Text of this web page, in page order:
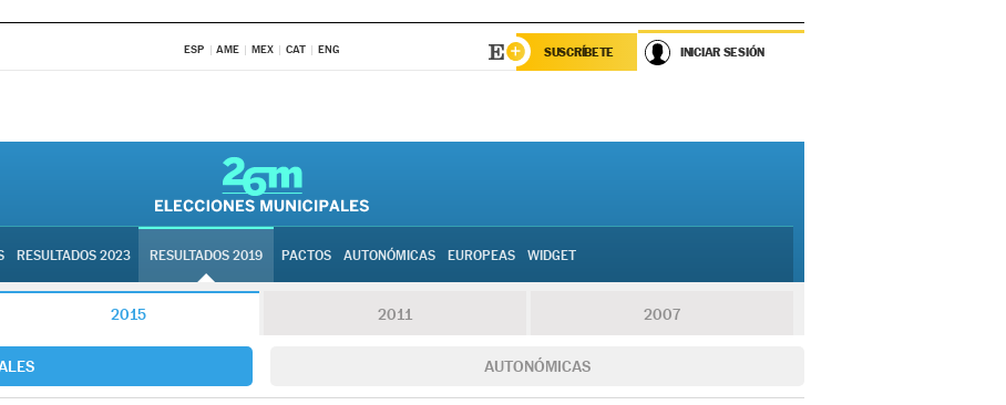
ESP AME MEX CAT ENG SUSCRÍBETE INICIAR SESIÓN
RESULTADOS 2023 RESULTADOS 2019 PACTOS AUTONÓMICAS EUROPEAS WIDGET
2015 2011 2007
AUTONÓMICAS